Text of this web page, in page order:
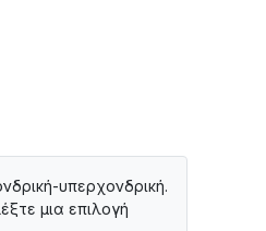
υπερχονδρική.
μια επιλογή